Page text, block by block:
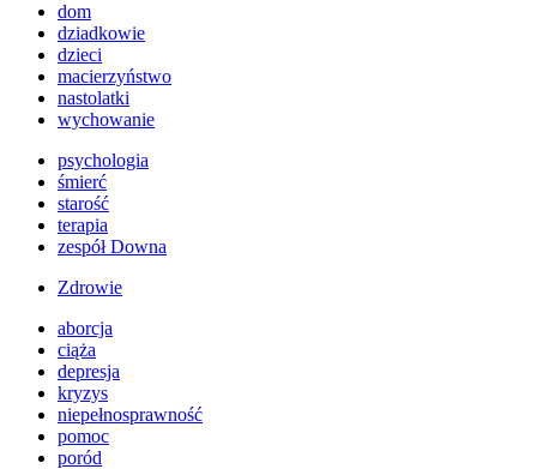
dom
dziadkowie
dzieci
macierzyństwo
nastolatki
wychowanie
psychologia
śmierć
starość
terapia
zespół Downa
Zdrowie
aborcja
ciąża
depresja
kryzys
niepełnosprawność
pomoc
poród